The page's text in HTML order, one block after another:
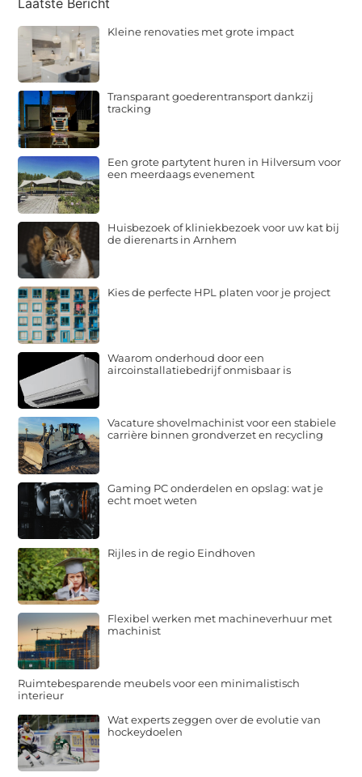
Kleine renovaties met grote impact
Transparant goederentransport dankzij
tracking
Een grote partytent huren in Hilversum voor
een meerdaags evenement
Huisbezoek of kliniekbezoek voor uw kat bij
de dierenarts in Arnhem
Kies de perfecte HPL platen voor je project
Waarom onderhoud door een
aircoinstallatiebedrijf onmisbaar is
Vacature shovelmachinist voor een stabiele
carrière binnen grondverzet en recycling
Gaming PC onderdelen en opslag: wat je
echt moet weten
Rijles in de regio Eindhoven
Flexibel werken met machineverhuur met
machinist
Ruimtebesparende meubels voor een minimalistisch
interieur
Wat experts zeggen over de evolutie van
hockeydoelen